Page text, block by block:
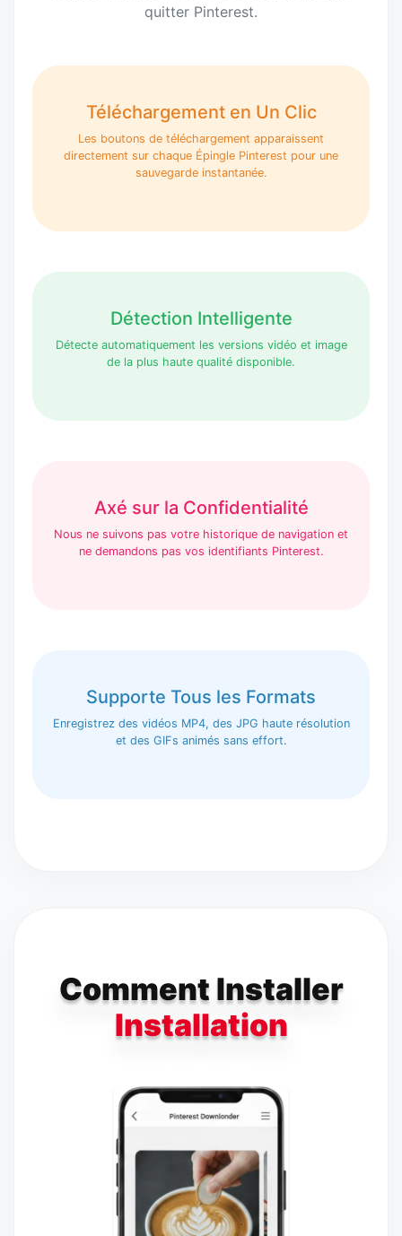
quitter Pinterest.
Téléchargement en Un Clic
Les boutons de téléchargement apparaissent
directement sur chaque Épingle Pinterest pour une
sauvegarde instantanée.
Détection Intelligente
Détecte automatiquement les versions vidéo et image
de la plus haute qualité disponible.
Axé sur la Confidentialité
Nous ne suivons pas votre historique de navigation et
ne demandons pas vos identifiants Pinterest.
Supporte Tous les Formats
Enregistrez des vidéos MP4, des JPG haute résolution
et des GIFs animés sans effort.
Comment Installer
Installation